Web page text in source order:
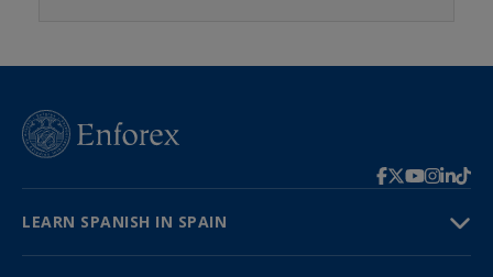
LEARN SPANISH IN SPAIN